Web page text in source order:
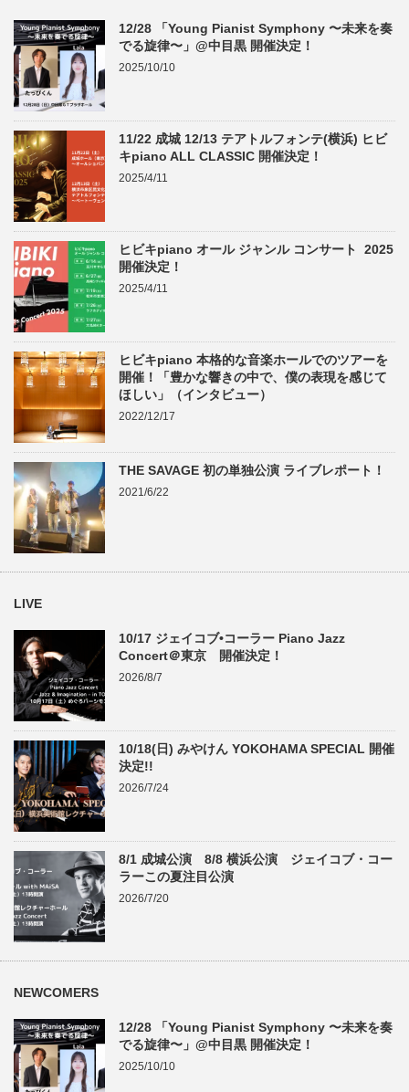
12/28 「Young Pianist Symphony 〜未来を奏
でる旋律〜」@中目黒 開催決定！
2025/10/10
11/22 成城 12/13 テアトルフォンテ(横浜) ヒビ
キpiano ALL CLASSIC 開催決定！
2025/4/11
ヒビキpiano オール ジャンル コンサート 2025
開催決定！
2025/4/11
ヒビキpiano 本格的な音楽ホールでのツアーを
開催！「豊かな響きの中で、僕の表現を感じて
ほしい」（インタビュー）
2022/12/17
THE SAVAGE 初の単独公演 ライブレポート！
2021/6/22
LIVE
10/17 ジェイコブ•コーラー Piano Jazz
Concert＠東京 開催決定！
2026/8/7
10/18(日) みやけん YOKOHAMA SPECIAL 開催
決定!!
2026/7/24
8/1 成城公演 8/8 横浜公演 ジェイコブ・コー
ラーこの夏注目公演
2026/7/20
NEWCOMERS
12/28 「Young Pianist Symphony 〜未来を奏
でる旋律〜」@中目黒 開催決定！
2025/10/10